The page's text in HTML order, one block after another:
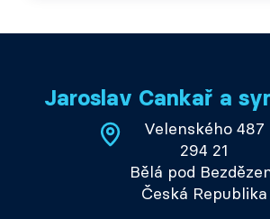
Jaroslav Cankař a
Velenského 487
294 21
Bělá pod
Česká Republika